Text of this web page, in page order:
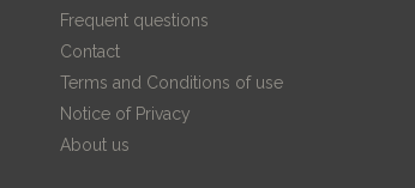
Frequent questions
Contact
Terms and Conditions of use
Notice of Privacy
About us